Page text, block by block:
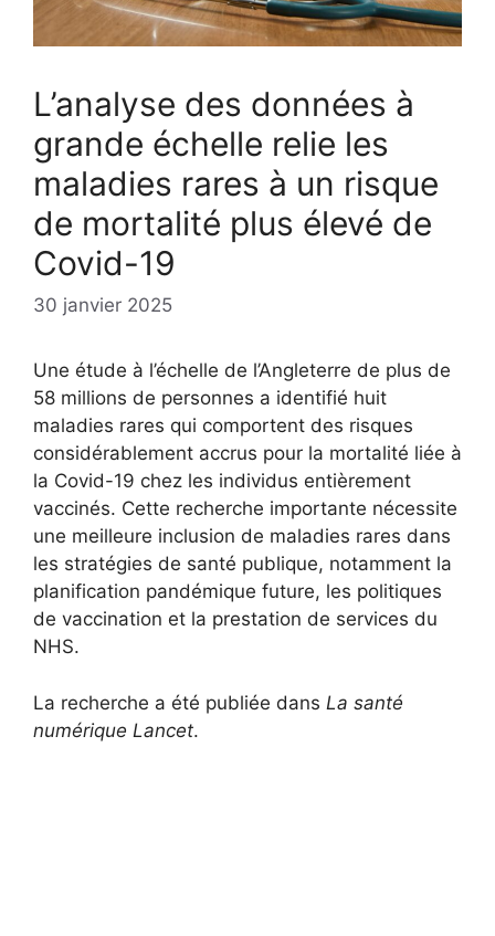
L’analyse des données à
grande échelle relie les
maladies rares à un risque
de mortalité plus élevé de
Covid-19
30 janvier 2025
Une étude à l’échelle de l’Angleterre de plus de
58 millions de personnes a identifié huit
maladies rares qui comportent des risques
considérablement accrus pour la mortalité liée à
la Covid-19 chez les individus entièrement
vaccinés. Cette recherche importante nécessite
une meilleure inclusion de maladies rares dans
les stratégies de santé publique, notamment la
planification pandémique future, les politiques
de vaccination et la prestation de services du
NHS.
La recherche a été publiée dans La santé
numérique Lancet.